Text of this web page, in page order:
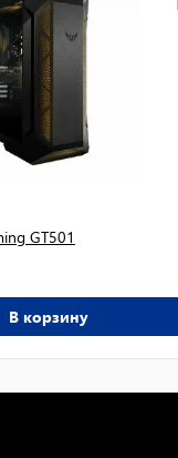
GT501
В корзину